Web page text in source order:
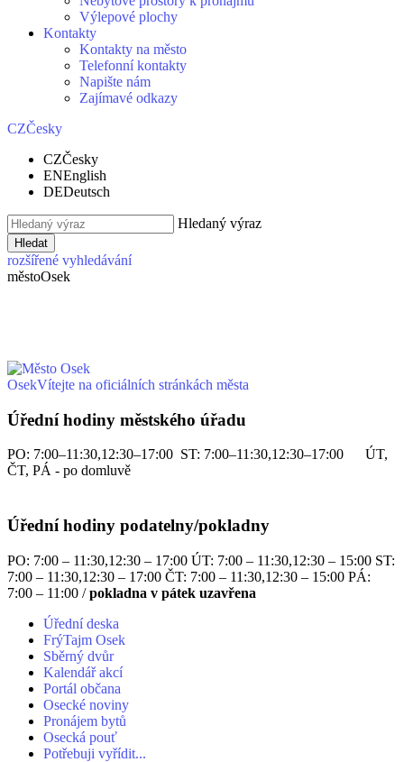
Výlepové plochy
Kontakty
Kontakty na město
Telefonní kontakty
Napište nám
Zajímavé odkazy
CZČesky
CZČesky
ENEnglish
DEDeutsch
Hledaný výraz
Hledat
rozšířené vyhledávání
městoOsek
OsekVítejte na oficiálních stránkách města
Úřední hodiny městského úřadu
PO: 7:00–11:30,12:30–17:00 ST: 7:00–11:30,12:30–17:00 ÚT,
ČT, PÁ - po domluvě
Úřední hodiny podatelny/pokladny
PO: 7:00 – 11:30,12:30 – 17:00 ÚT: 7:00 – 11:30,12:30 – 15:00 ST:
7:00 – 11:30,12:30 – 17:00 ČT: 7:00 – 11:30,12:30 – 15:00 PÁ:
7:00 – 11:00 /pokladna v pátek uzavřena
Úřední deska
FrýTajm Osek
Sběrný dvůr
Kalendář akcí
Portál občana
Osecké noviny
Pronájem bytů
Osecká pouť
Potřebuji vyřídit...